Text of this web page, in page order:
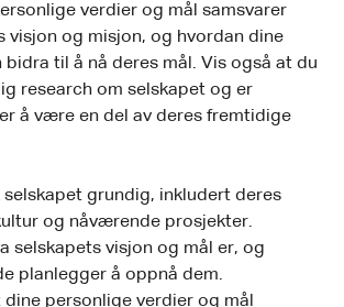
verdier og mål samsvarer
visjon og misjon, og hvordan dine
til å nå deres mål. Vis også at du
research om selskapet og er
å være en del av deres fremtidige
selskapet grundig, inkludert deres
og nåværende prosjekter.
selskapets visjon og mål er, og
planlegger å oppnå dem.
dine personlige verdier og mål